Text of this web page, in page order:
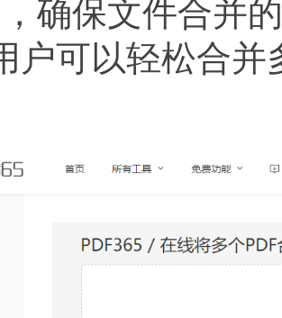
确保文件合并
户可以轻松合